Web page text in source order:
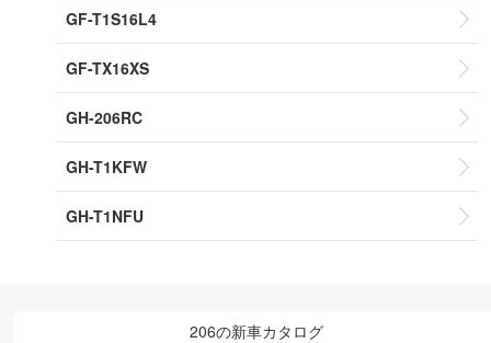
GF-T1S16L4
GF-TX16XS
GH-206RC
GH-T1KFW
GH-T1NFU
206の新車カタログ